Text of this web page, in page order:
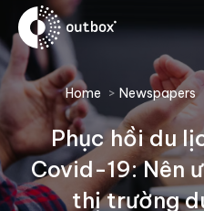
You are here:
Home Newspapers
Phục hồi du
Covid-19: Nên
thị trường